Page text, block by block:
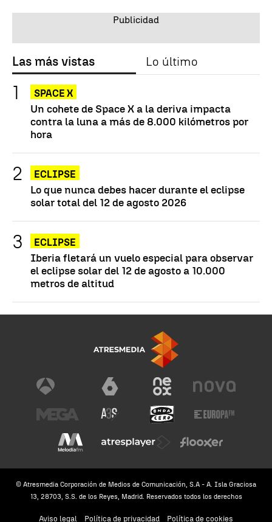
Las más vistas Lo último
SPACE X
Un cohete de Space X a la deriva impacta
contra la luna a más de 8.000 kilómetros por
hora
ECLIPSE
Lo que nunca debes hacer durante el eclipse
solar total del 12 de agosto 2026
ECLIPSE
Iberia fletará un vuelo especial para observar
el eclipse solar del 12 de agosto a 10.000
metros de altitud
© Atresmedia Corporación de Medios de Comunicación, S.A - A. Isla Graciosa
13, 28703, S.S. de los Reyes, Madrid. Reservados todos los derechos
Aviso legal Política de privacidad Política de cookies